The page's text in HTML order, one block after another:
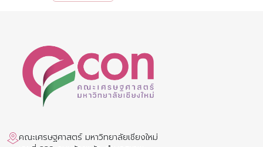
คณะเศรษฐศาสตร์ มหาวิทยาลัยเชียงใหม่